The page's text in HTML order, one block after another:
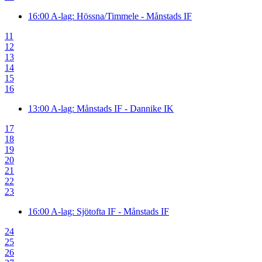
16:00A-lag: Hössna/Timmele - Månstads IF
11
12
13
14
15
16
13:00A-lag: Månstads IF - Dannike IK
17
18
19
20
21
22
23
16:00A-lag: Sjötofta IF - Månstads IF
24
25
26